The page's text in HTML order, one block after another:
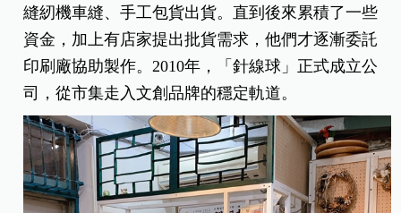
縫紉機車縫、手工包貨出貨。直到後來累積了一些
資金，加上有店家提出批貨需求，他們才逐漸委託
印刷廠協助製作。2010年，「針線球」正式成立公
司，從市集走入文創品牌的穩定軌道。